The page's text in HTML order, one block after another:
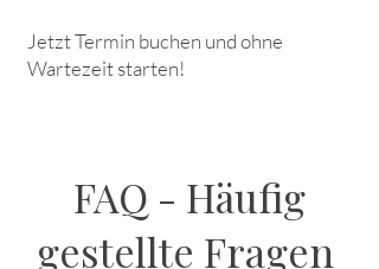
Jetzt Termin buchen und ohne
Wartezeit starten!
FAQ - Häufig
gestellte Fragen